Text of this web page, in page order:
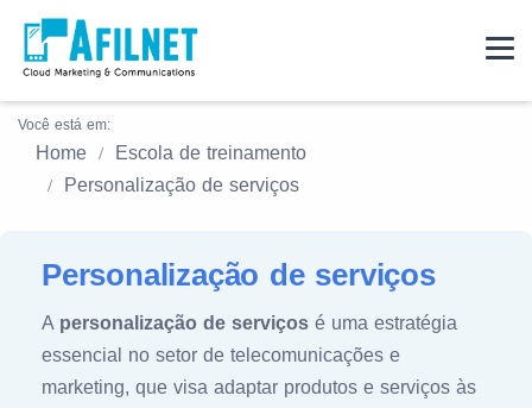
Você está em:
Home
Escola de treinamento
Personalização de serviços
Personalização de serviços
A personalização de serviços é uma estratégia
essencial no setor de telecomunicações e
marketing, que visa adaptar produtos e serviços às